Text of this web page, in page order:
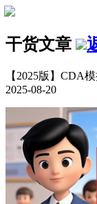
干货文章
【2025版】CDA
2025-08-20